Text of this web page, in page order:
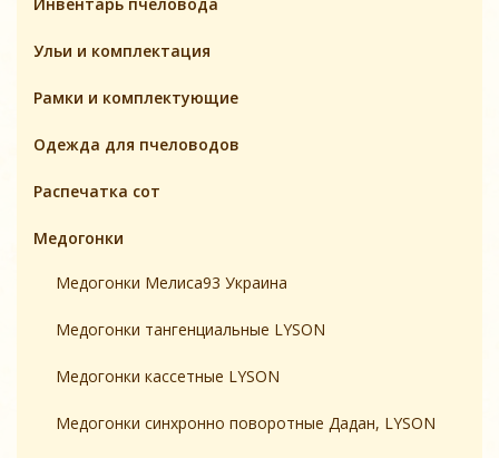
Ульи и комплектация
Pамки и комплeктующие
Одежда для пчеловодов
Распечатка сот
Медогонки
Медогонки Мелиса93 Украина
Медогонки тангенциальные LYSON
Медогонки кассетные LYSON
Медогонки синхронно поворотные Дадан, LYSON